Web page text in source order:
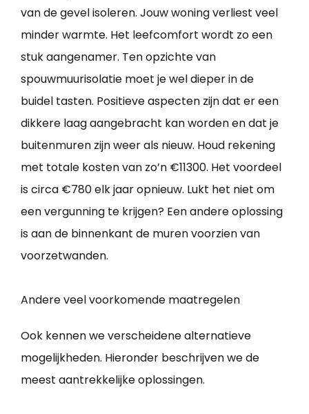
van de gevel isoleren. Jouw woning verliest veel
minder warmte. Het leefcomfort wordt zo een
stuk aangenamer. Ten opzichte van
spouwmuurisolatie moet je wel dieper in de
buidel tasten. Positieve aspecten zijn dat er een
dikkere laag aangebracht kan worden en dat je
buitenmuren zijn weer als nieuw. Houd rekening
met totale kosten van zo’n €11300. Het voordeel
is circa €780 elk jaar opnieuw. Lukt het niet om
een vergunning te krijgen? Een andere oplossing
is aan de binnenkant de muren voorzien van
voorzetwanden.
Andere veel voorkomende maatregelen
Ook kennen we verscheidene alternatieve
mogelijkheden. Hieronder beschrijven we de
meest aantrekkelijke oplossingen.